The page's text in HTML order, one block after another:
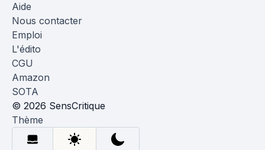
Aide
Nous contacter
Emploi
L'édito
CGU
Amazon
SOTA
© 2026 SensCritique
Thème